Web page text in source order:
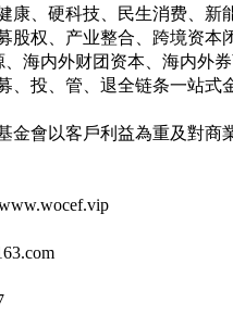
康、硬科技、民生消费、新
股权、产业整合、跨境资本
海内外财团资本、海内外
、投、管、退全链条一站式
金會以客戶利益為重及對商